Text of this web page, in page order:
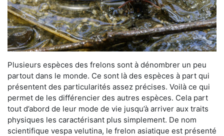
Plusieurs espèces des frelons sont à dénombrer un peu
partout dans le monde. Ce sont là des espèces à part qui
présentent des particularités assez précises. Voilà ce qui
permet de les différencier des autres espèces. Cela part
tout d’abord de leur mode de vie jusqu’à arriver aux traits
physiques les caractérisant plus simplement. De nom
scientifique vespa velutina, le frelon asiatique est présenté